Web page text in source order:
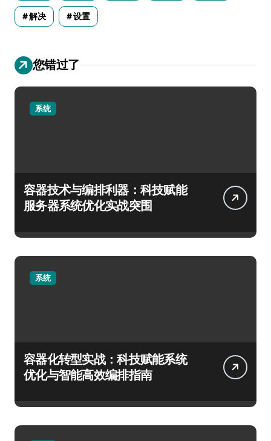
解决 设置
您错过了
系统
容器技术与编排利器：科技赋能
服务器系统优化实战突围
系统
容器化转型实战：科技赋能系统
优化与智能高效编排指南